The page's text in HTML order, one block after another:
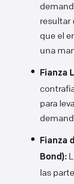
resultar
que el
una
Fianza
para
Fianza
Bond):
las